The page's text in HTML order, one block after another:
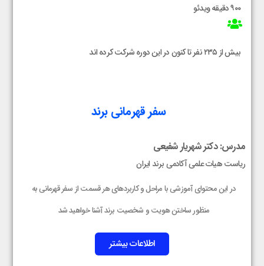
۹۰۰ دقیقه ویدئو
بیش از ۲۳۵ نفر تا کنون در این دوره شرکت کرده اند
سفر قهرمانی برند
مدرس: دکتر شهریار شفیعی
ریاست هیات علمی آکادمی برند ایران
در این محتوای آموزشی با مراحل و کاربردهای هر قسمت از سفر قهرمانی به
منظور ساختن هویت و شخصیت برند آشنا خواهید شد
اطلاعات بیشتر